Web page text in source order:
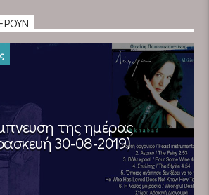
της ημέρας
30-08-2019)